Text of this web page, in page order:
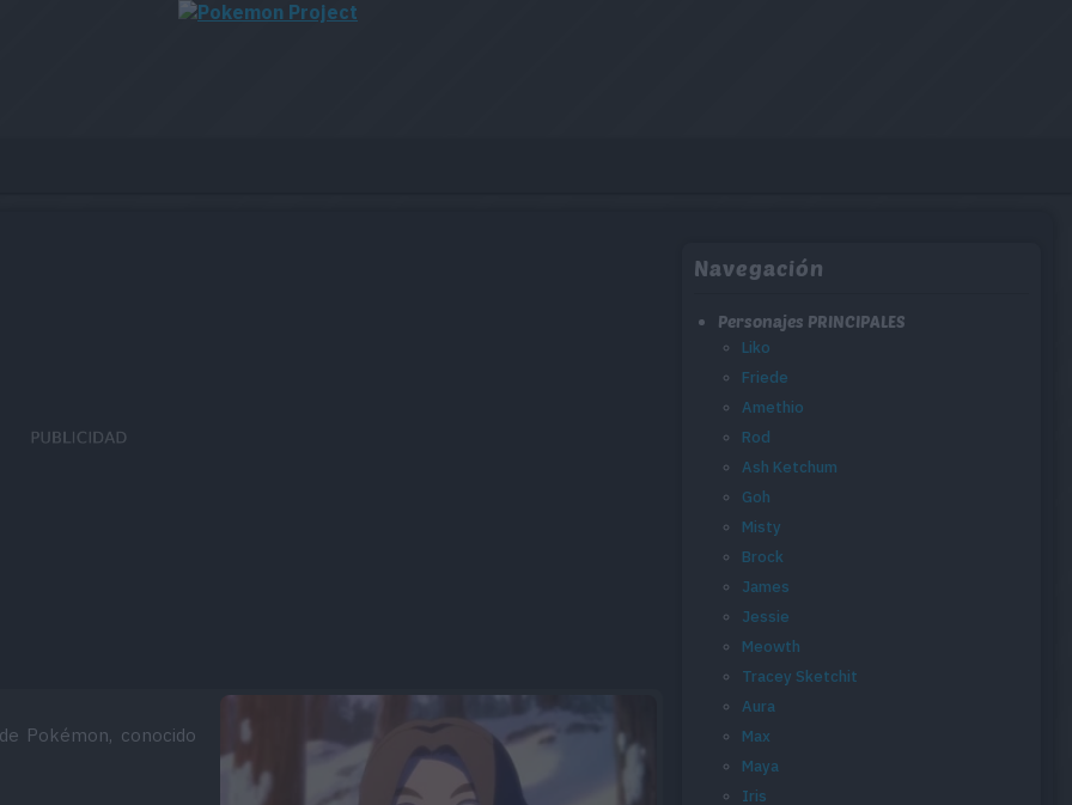
Pokémon, conocido
Navegación
Personajes PRINCIPALES
Liko
Friede
Amethio
Rod
Ash Ketchum
Goh
Misty
Brock
James
Jessie
Meowth
Tracey Sketchit
Aura
Max
Maya
Iris